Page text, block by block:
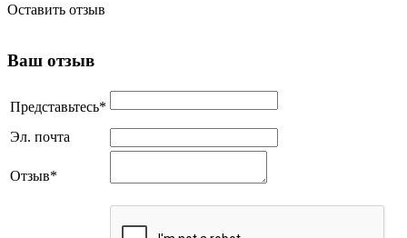
Оставить отзыв
Ваш отзыв
Представьтесь*
Эл. почта
Отзыв*